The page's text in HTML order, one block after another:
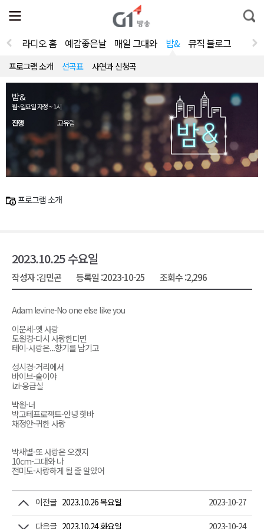
전
체
뉴
열
통
합
라디오 홈 예감좋은날 매일 그대와 밤& 뮤직 블로그
프로그램 소개 선곡표 사연과 신청곡
밤&
월~일요일 자정 ~ 1시
진행 고유림
프로그램 소개
2023.10.25 수요일
작성자 :김민곤 등록일 :2023-10-25 조회수 :2,296
Adam levine-No one else like you
이문세-옛 사랑
도원경-다시 사랑한다면
테이-사랑은...향기를 남기고
성시경-거리에서
바이브-술이야
izi-응급실
박원-너
박고테프로젝트-안녕 핫바
채정안-귀한 사랑
박새별-또 사랑은 오겠지
10cm-그대와 나
전미도-사랑하게 될 줄 알았어
이전글 2023.10.26 목요일 2023-10-27
다음글 2023.10.24 화요일 2023-10-24